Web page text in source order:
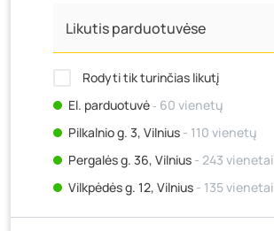
Rodyti tik turinčias likutį
El. parduotuvė‐ 60 vienetų
Pilkalnio g. 3, Vilnius - 110 vienetų
Pergalės g. 36, Vilnius - 243 vienetai
Vilkpėdės g. 12, Vilnius - 135 vienetai
Ateities g. 15, Vilnius- 46 vienetai